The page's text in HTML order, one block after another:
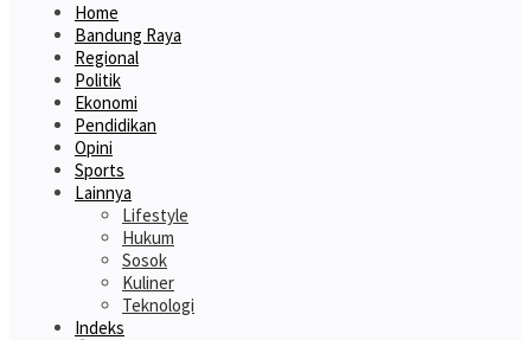
Home
Bandung Raya
Regional
Politik
Ekonomi
Pendidikan
Opini
Sports
Lainnya
Lifestyle
Hukum
Sosok
Kuliner
Teknologi
Indeks